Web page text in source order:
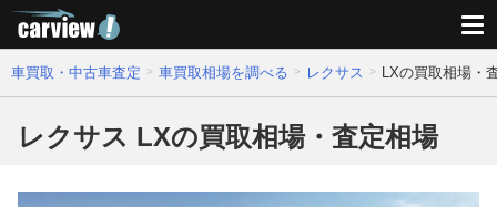
車買取・中古車査定 車買取相場を調べる レクサス LXの買取相場・
レクサス LXの買取相場・査定相場